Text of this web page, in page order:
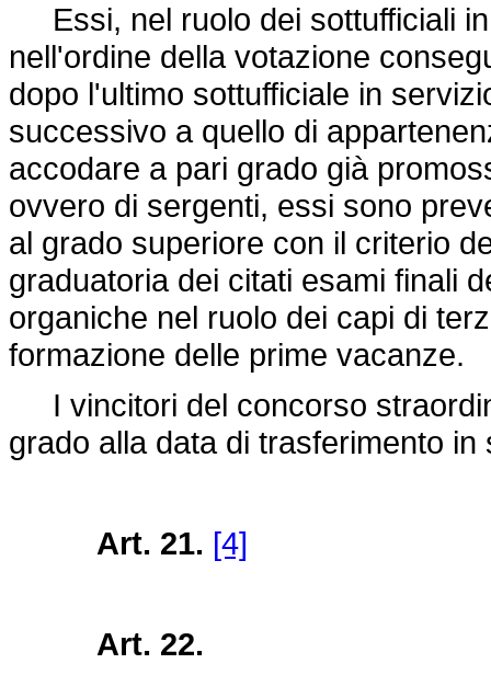
Essi, nel ruolo dei sottufficiali
nell'ordine della votazione
dopo l'ultimo sottufficiale in
successivo a quello di
accodare a pari grado già
ovvero di sergenti, essi sono
al grado superiore con il criterio
graduatoria dei citati esami finali
organiche nel ruolo dei capi di
formazione delle prime vacanze.
I vincitori del concorso
grado alla data di trasferimento
Art. 21. [4]
Art. 22.